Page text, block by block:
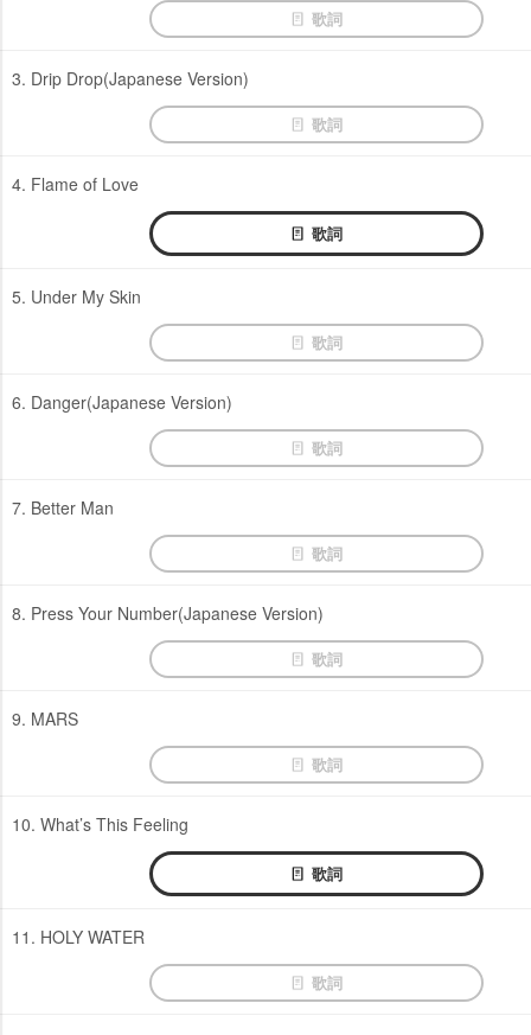
歌詞
3. Drip Drop(Japanese Version)
歌詞
4. Flame of Love
歌詞
5. Under My Skin
歌詞
6. Danger(Japanese Version)
歌詞
7. Better Man
歌詞
8. Press Your Number(Japanese Version)
歌詞
9. MARS
歌詞
10. What’s This Feeling
歌詞
11. HOLY WATER
歌詞